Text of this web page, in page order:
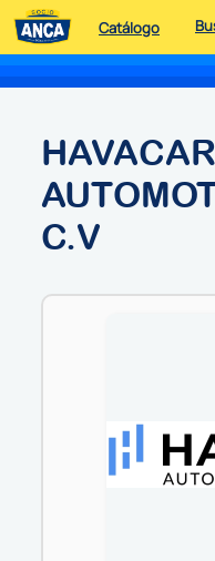
Catálogo
HAVACAR
C.V